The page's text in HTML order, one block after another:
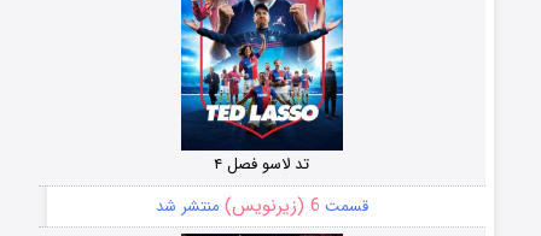
تد لاسو فصل ۴
قسمت 6 (زیرنویس) منتشر شد